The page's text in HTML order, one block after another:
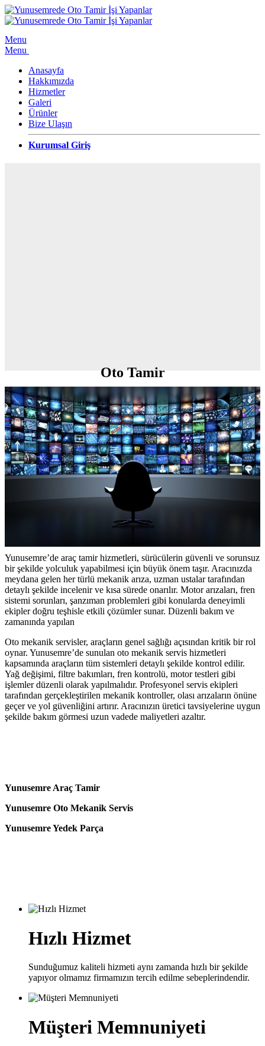
Menu
Menu
Anasayfa
Hakkımızda
Hizmetler
Galeri
Ürünler
Bize Ulaşın
Kurumsal Giriş
Oto Tamir
Yunusemre’de araç tamir hizmetleri, sürücülerin güvenli ve sorunsuz
bir şekilde yolculuk yapabilmesi için büyük önem taşır. Aracınızda
meydana gelen her türlü mekanik arıza, uzman ustalar tarafından
detaylı şekilde incelenir ve kısa sürede onarılır. Motor arızaları, fren
sistemi sorunları, şanzıman problemleri gibi konularda deneyimli
ekipler doğru teşhisle etkili çözümler sunar. Düzenli bakım ve
zamanında yapılan
Oto mekanik servisler, araçların genel sağlığı açısından kritik bir rol
oynar. Yunusemre’de sunulan oto mekanik servis hizmetleri
kapsamında araçların tüm sistemleri detaylı şekilde kontrol edilir.
Yağ değişimi, filtre bakımları, fren kontrolü, motor testleri gibi
işlemler düzenli olarak yapılmalıdır. Profesyonel servis ekipleri
tarafından gerçekleştirilen mekanik kontroller, olası arızaların önüne
geçer ve yol güvenliğini artırır. Aracınızın üretici tavsiyelerine uygun
şekilde bakım görmesi uzun vadede maliyetleri azaltır.
Yunusemre Araç Tamir
Yunusemre Oto Mekanik Servis
Yunusemre Yedek Parça
Hızlı Hizmet
Sunduğumuz kaliteli hizmeti aynı zamanda hızlı bir şekilde
yapıyor olmamız firmamızın tercih edilme sebeplerindendir.
Müşteri Memnuniyeti